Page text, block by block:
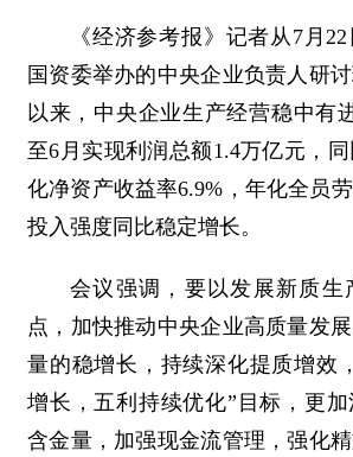
《经济参考报》记者从7月
国资委举办的中央企业负责人研
以来，中央企业生产经营稳中有
至6月实现利润总额1.4万亿元，
化净资产收益率6.9%，年化全员
投入强度同比稳定增长。
会议强调，要以发展新质生
点，加快推动中央企业高质量发
量的稳增长，持续深化提质增效
增长，五利持续优化”目标，更
含金量，加强现金流管理，强化